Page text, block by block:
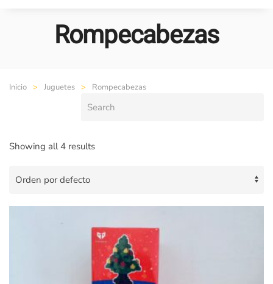
Rompecabezas
Inicio Juguetes Rompecabezas
Showing all 4 results